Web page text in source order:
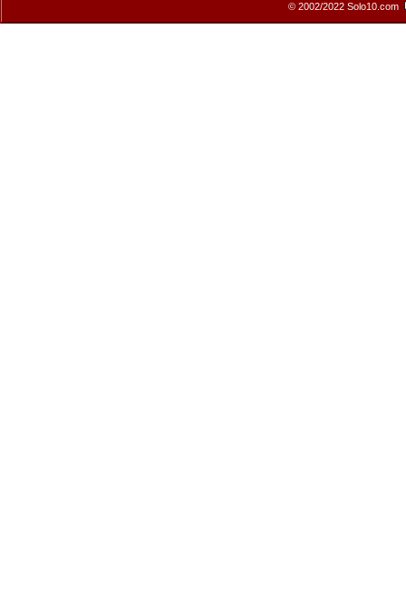
© 2002/2022 Solo10.com